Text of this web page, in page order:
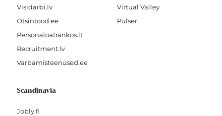
Visidarbi.lv
Otsintood.ee
Personaloatrankos.lt
Recruitment.lv
Varbamisteenused.ee
Virtual Valley
Pulser
Scandinavia
Jobly.fi